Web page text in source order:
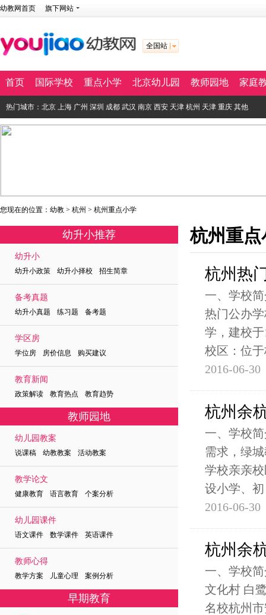
幼教网首页 旗下网站
全国站
首页 国际学校 重点小学 北京幼儿园 教师园地 家庭
热门城市： 北京 上海 广州 深圳 成都 武汉 南京 西安 天津 杭州 天津 重庆 其他
您现在的位置： 幼教 > 杭州 > 杭州重点小学
幼升小推荐
幼升小
幼升小政策 幼升小择校 招生简章
备考真题
幼升小真题 练习题 备考题
学区房
学位房 房价信息 购买建议
教育新闻
政策解读 教育热点 教育趋势
教师园地
幼儿园教案
说课稿 幼教教案 活动教案
教学论文
健康教育 语言教育 个案分析
幼儿园课件
语文课件 数学课件 英语课件
教师心得
教学方案 儿童心理 案例分析
早期教育
杭州重点
杭州热
一、学校
热门公办
学，建校
校区：位
2016-06-30
杭州余
一、学校
需求，绿
学校亲亲
设小学、初
2016-06-30
杭州余
一、学校
文化村 白
名校杭州